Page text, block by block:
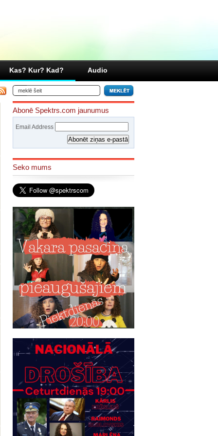
Kas? Kur? Kad? Audio
Abonē Spektrs.com jaunumus
Email Address
Seko mums